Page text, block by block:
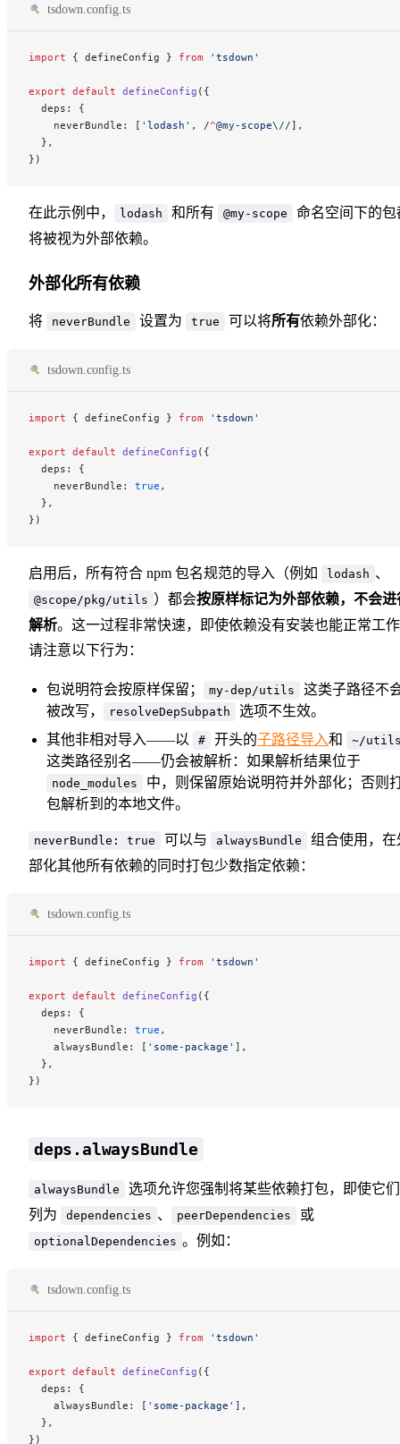
tsdown.config.ts
import { defineConfig } from 'tsdown'
export default defineConfig ({
  deps: {
    neverBundle: [
'lodash' , /^@my-scope\//],
  },
})
在此示例中， lodash 和所有 @my-scope
命名空间下的包
将被视为外部依赖。
外部化所有依赖
将 neverBundle 设置为 true 可以将所有依赖外部化：
tsdown.config.ts
import { defineConfig } from 'tsdown'
export default defineConfig ({
  deps: {
    neverBundle:
true ,
  },
})
启用后，所有符合 npm 包名规范的导入（例如 lodash 、
@scope/pkg/utils ）都会按原样标记为外部依赖，不会进
解析。这一过程非常快速，即使依赖没有安装也能正常工
请注意以下行为：
包说明符会按原样保留； my-dep/utils
这类子路径不
被改写，
resolveDepSubpath
选项不生效。
其他非相对导入——以
# 开头的子路径导入和 ~/
这类路径别名——仍会被解析：如果解析结果位于
node_modules
中，则保留原始说明符并外部化；否则
包解析到的本地文件。
neverBundle: true 可以与 alwaysBundle
组合使用，在
部化其他所有依赖的同时打包少数指定依赖：
tsdown.config.ts
import { defineConfig } from 'tsdown'
export default defineConfig ({
  deps: {
    neverBundle:
true ,
    alwaysBundle: [
'some-package' ],
  },
})
deps.alwaysBundle
alwaysBundle
选项允许您强制将某些依赖打包，即使它
列为
dependencies 、 peerDependencies 或
optionalDependencies 。例如：
tsdown.config.ts
import { defineConfig } from 'tsdown'
export default defineConfig ({
  deps: {
    alwaysBundle: [
'some-package' ],
  },
})